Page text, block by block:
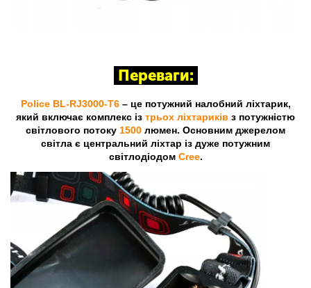
Переваги:
Police BL-RJ3000-T6– це потужний налобний ліхтарик,
який включає комплекс із трьох ліхтариків з потужністю
світлового потоку 1500 люмен. Основним джерелом
світла є центральний ліхтар із дуже потужним
світлодіодом Cree.